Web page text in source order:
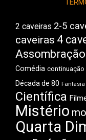
2 caveiras 2-5
caveiras 4
Assombração
Comédia continuação
Década de 80 Fantasia
Científica
Mistério
Quarta